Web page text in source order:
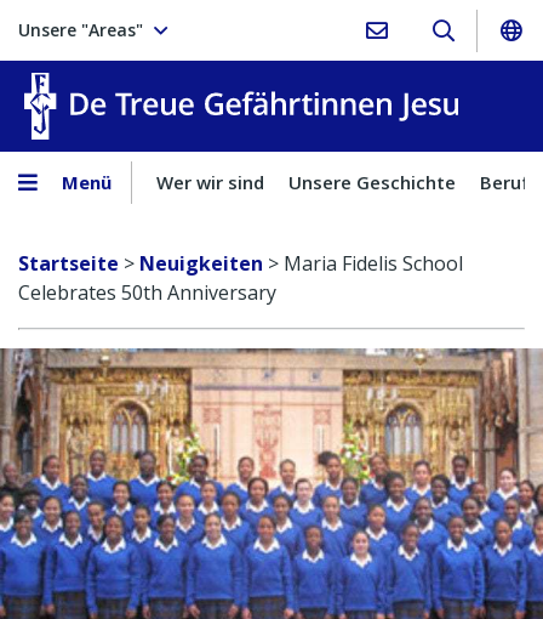
Unsere "Areas"
Menü Wer wir sind Unsere Geschichte
Startseite > Neuigkeiten > Maria Fidelis School
Celebrates 50th Anniversary